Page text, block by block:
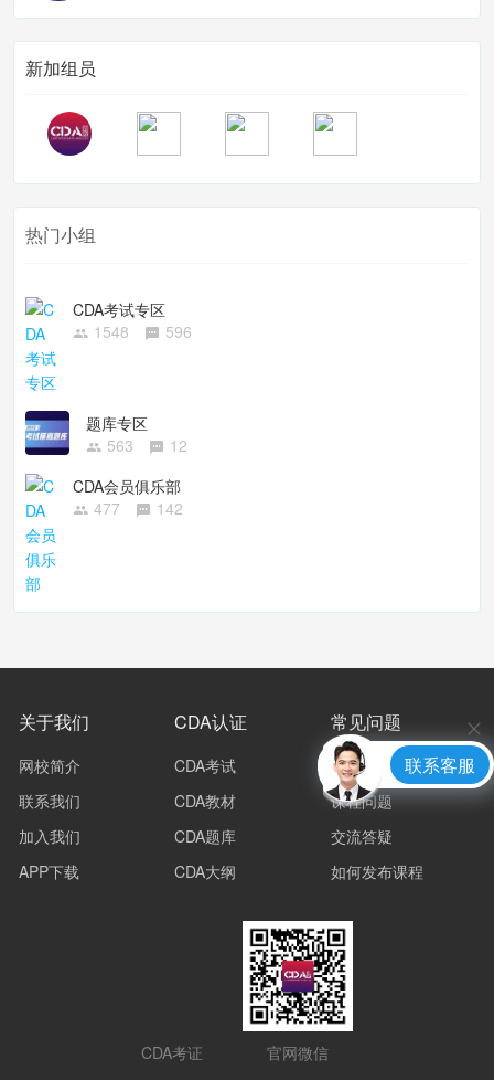
新加组员
热门小组
CDA考试专区
1548
596
题库专区
563
12
CDA会员俱乐部
477
142
关于我们
网校简介
联系我们
加入我们
APP下载
CDA认证
CDA考试
CDA教材
CDA题库
CDA大纲
常见问题
账号问题
课程问题
交流答疑
如何发布课程
CDA考证 官网微信
联系客服